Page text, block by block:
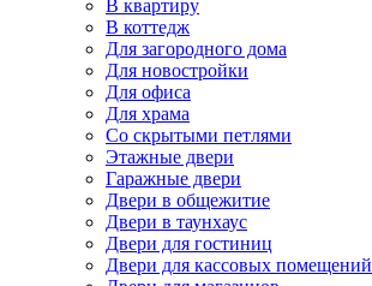
В квартиру
В коттедж
Для загородного дома
Для новостройки
Для офиса
Для храма
Со скрытыми петлями
Этажные двери
Гаражные двери
Двери в общежитие
Двери в таунхаус
Двери для гостиниц
Двери для кассовых помещений